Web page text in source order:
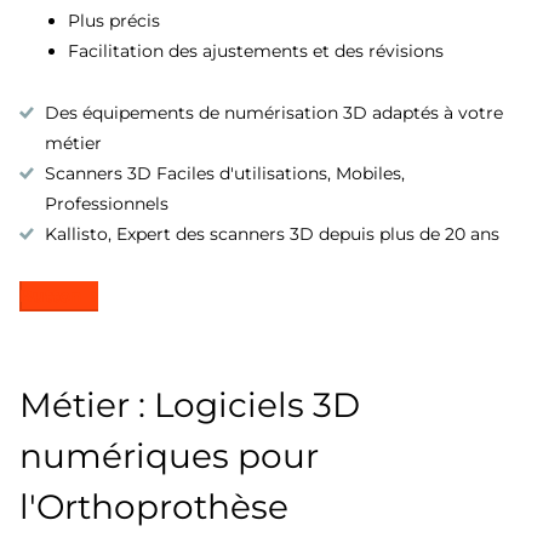
Plus précis
Facilitation des ajustements et des révisions
Des équipements de numérisation 3D adaptés à votre
métier
Scanners 3D Faciles d'utilisations, Mobiles,
Professionnels
Kallisto, Expert des scanners 3D depuis plus de 20 ans
Métier : Logiciels 3D
numériques pour
l'Orthoprothèse